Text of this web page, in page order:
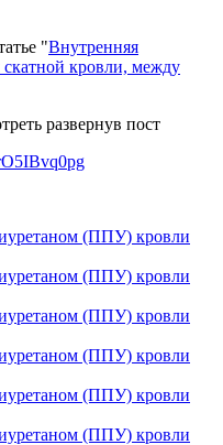
"Внутренняя
кровли, между
развернув пост